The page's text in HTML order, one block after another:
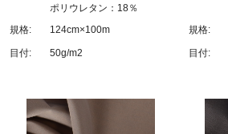
ポリウレタン：18％
規格:
124cm×100m
目付: 50g/m2
規格:
目付: